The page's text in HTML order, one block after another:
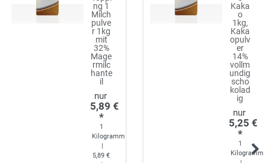
ng 1
Milch
pulve
r 1kg
mit
32%
Mage
rmilc
hante
il
5,89 €
*
1
Kilogramm
5,89 €
Kaka
o
1kg,
Kaka
opulv
er
14%
vollm
undig
scho
kolad
ig
5,25 €
*
1
Kilogramm